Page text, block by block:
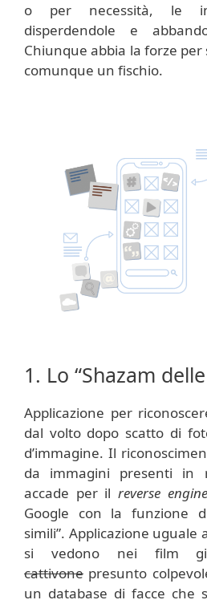
o per necessità, le
disperdendole e
Chiunque abbia la forze
comunque un fischio.
1. Lo “Shazam
Applicazione per
dal volto dopo scatto di
d’immagine. Il
da immagini presenti in
accade per il reverse
Google con la funzione
simili”. Applicazione uguale
si vedono nei film
cattivone presunto
un database di facce che